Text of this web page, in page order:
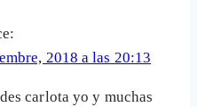
2018 a las 20:13
carlota yo y muchas